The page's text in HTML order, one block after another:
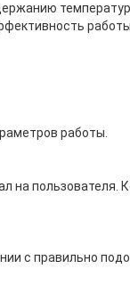
работы.
на
с правильно